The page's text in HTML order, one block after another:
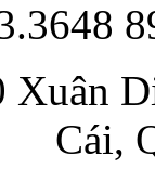
Xuân
Cái,